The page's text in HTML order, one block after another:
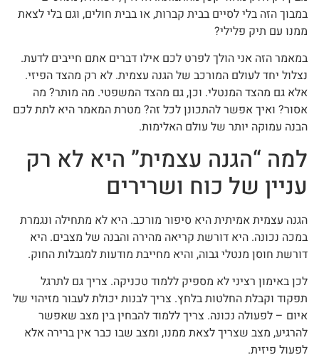
במבוך הזה בלי לסיים בבית קברות, או בבית חולים, וגם בלי לצאת
ממנו עם תיק פלילי?
במאמר הזה אני הולך לפרט לכם אילו דברים אתם חייבים לדעת.
נצלול יחד לעולם המורכב של הגנה עצמית. לא רק מהצד הפיזי.
אלא גם מהצד המנטלי. וכן, גם מהצד המשפטי. מה מותר? מה
אסור? ואיך אפשר להתכונן לכל זה? מטרת המאמר היא לתת לכם
הבנה עמוקה יותר של עולם האלימות.
למה “הגנה עצמית” היא לא רק
עניין של כוח ושרירים
הגנה עצמית אמיתית היא סיפור מורכב. היא לא מתחילה ונגמרת
במכה נכונה. היא דורשת קריאה מהירה והבנה של מצבים. היא
דורשת חוסן מנטלי גבוה, והיא מחייבת מודעות למגבלות החוק.
לכן באימון רציני לא מספיק ללמוד טכניקה. צריך גם לתרגל
תפקוד וקבלת החלטות בלחץ. צריך לבנות יכולת לעבור מזיהוי של
איום – לפעולה נכונה. צריך ללמוד להבחין בין מצב שאפשר
להרגיע, מצב שצריך לצאת ממנו, ומצב שבו כבר אין ברירה אלא
לפעול פיזית.